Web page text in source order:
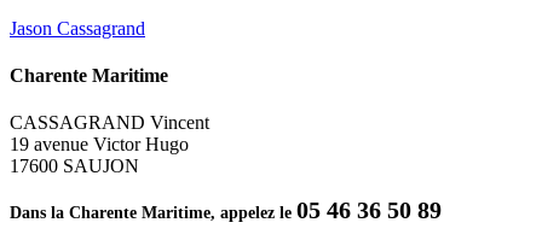
Jason Cassagrand
Charente Maritime
CASSAGRAND Vincent
19 avenue Victor Hugo
17600 SAUJON
Dans la Charente Maritime, appelez le 05 46 36 50 89